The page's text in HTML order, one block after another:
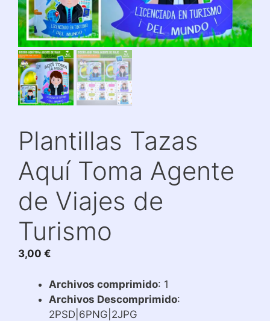
Plantillas Tazas
Aquí Toma Agente
de Viajes de
Turismo
3,00 €
Archivos comprimido: 1
Archivos Descomprimido:
2PSD|6PNG|2JPG